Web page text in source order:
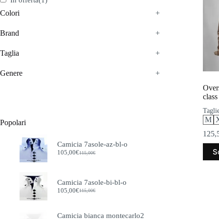
M
Colori +
Brand +
Taglia +
Genere +
Popolari
Camicia 7asole-az-bl-o
115,00€
Il
era:
115,00€.
105,00€
Il
è:
105,00€.
Camicia 7asole-bi-bl-o
115,00€
Il
era:
105,00€
Il
è:
Camicia bianca montecarlo2